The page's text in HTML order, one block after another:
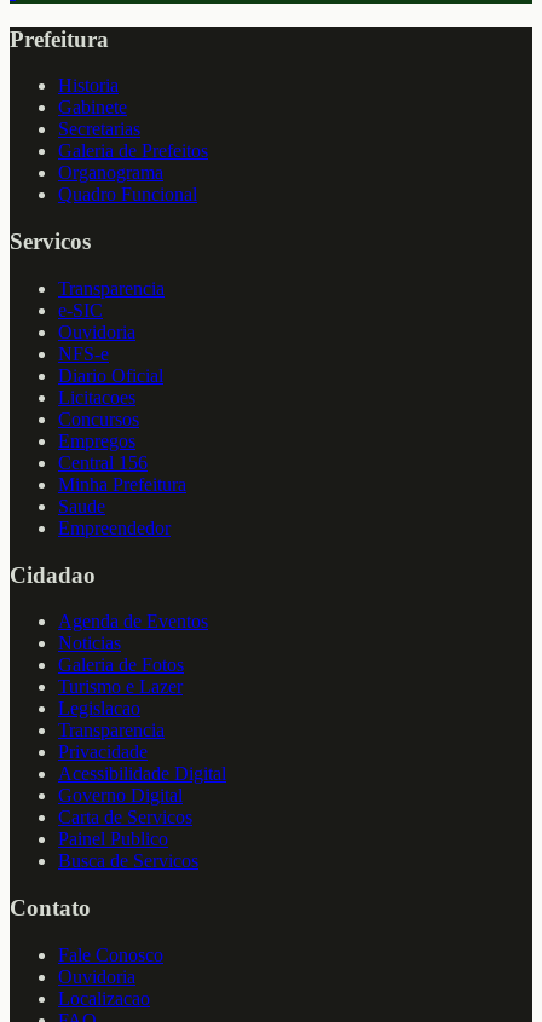
Prefeitura
Historia
Gabinete
Secretarias
Galeria de Prefeitos
Organograma
Quadro Funcional
Servicos
Transparencia
e-SIC
Ouvidoria
NFS-e
Diario Oficial
Licitacoes
Concursos
Empregos
Central 156
Minha Prefeitura
Saude
Empreendedor
Cidadao
Agenda de Eventos
Noticias
Galeria de Fotos
Turismo e Lazer
Legislacao
Transparencia
Privacidade
Acessibilidade Digital
Governo Digital
Carta de Servicos
Painel Publico
Busca de Servicos
Contato
Fale Conosco
Ouvidoria
Localizacao